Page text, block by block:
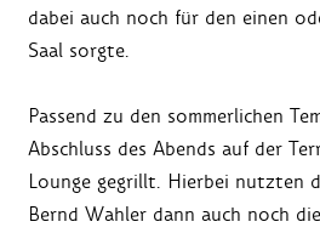
dabei auch noch für den einen
Saal sorgte.
Passend zu den sommerlichen
Abschluss des Abends auf der
Lounge gegrillt. Hierbei nutzten
Bernd Wahler dann auch noch